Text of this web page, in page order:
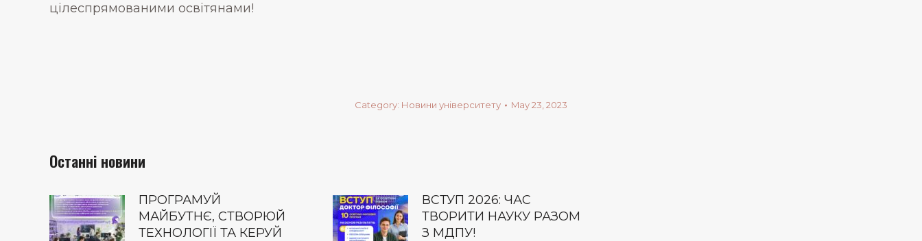
цілеспрямованими освітянами!
Category: Новини університету May 23, 2023
Останні новини
ПРОГРАМУЙ
МАЙБУТНЄ, СТВОРЮЙ
ТЕХНОЛОГІЇ ТА КЕРУЙ
ВСТУП 2026: ЧАС
ТВОРИТИ НАУКУ РАЗОМ
З МДПУ!